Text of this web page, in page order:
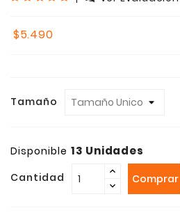
$5.490
Tamaño
Disponible 13 Unidades
Cantidad Comprar